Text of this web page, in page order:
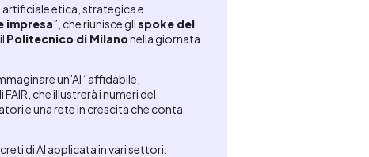
artificiale etica, strategica e
impresa”, che riunisce glispoke del
Politecnico di Milanonella giornata
un’AI “affidabile,
FAIR, che illustrerà i numeri del
e una rete in crescita che conta
di AI applicata in vari settori: